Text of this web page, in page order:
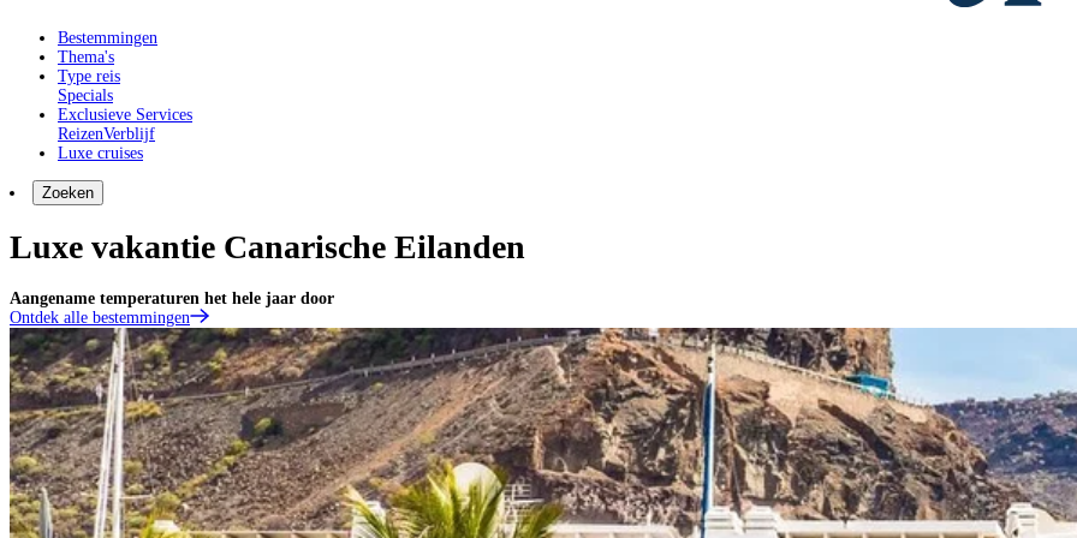
Bestemmingen
Thema's
Type reis
Specials
Exclusieve Services
ReizenVerblijf
Luxe cruises
Zoeken
Luxe vakantie Canarische Eilanden
Aangename temperaturen het hele jaar door
Ontdek alle bestemmingen